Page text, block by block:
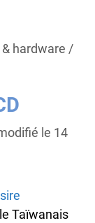
hardware /
le 14
Taïwanais